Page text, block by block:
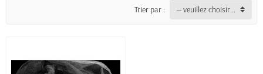
Trier par : -- veuillez choisir --